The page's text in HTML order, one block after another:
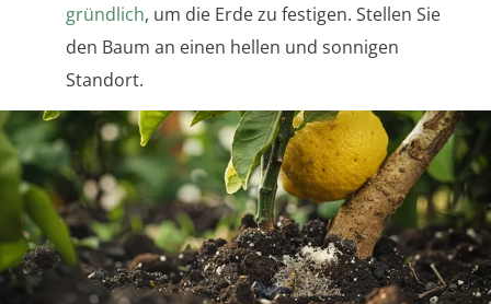
gründlich, um die Erde zu festigen. Stellen Sie
den Baum an einen hellen und sonnigen
Standort.